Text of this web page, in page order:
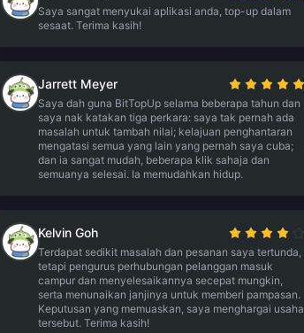
Saya sangat menyukai aplikasi anda, top-up dalam
sesaat. Terima kasih!
Jarrett Meyer
Saya dah guna BitTopUp selama beberapa tahun dan
saya nak katakan tiga perkara: saya tak pernah ada
masalah untuk tambah nilai; kelajuan penghantaran
mengatasi semua yang lain yang pernah saya cuba;
dan ia sangat mudah, beberapa klik sahaja dan
semuanya selesai. Ia memudahkan hidup.
Kelvin Goh
Terdapat sedikit masalah dan pesanan saya tertunda,
tetapi pengurus perhubungan pelanggan masuk
campur dan menyelesaikannya secepat mungkin,
serta menunaikan janjinya untuk memberi pampasan.
Keputusan yang memuaskan, saya menghargai usaha
tersebut. Terima kasih!